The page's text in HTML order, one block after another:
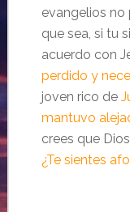
evangelios
que sea, si tu
acuerdo con
perdido y
joven rico de
mantuvo
crees que
¿Te sientes